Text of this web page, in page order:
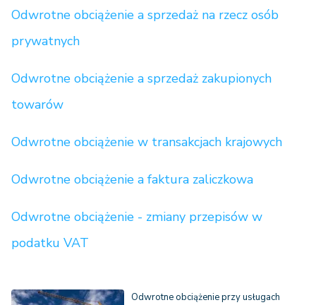
Odwrotne obciążenie a sprzedaż na rzecz osób
prywatnych
Odwrotne obciążenie a sprzedaż zakupionych
towarów
Odwrotne obciążenie w transakcjach krajowych
Odwrotne obciążenie a faktura zaliczkowa
Odwrotne obciążenie - zmiany przepisów w
podatku VAT
Odwrotne obciążenie przy usługach